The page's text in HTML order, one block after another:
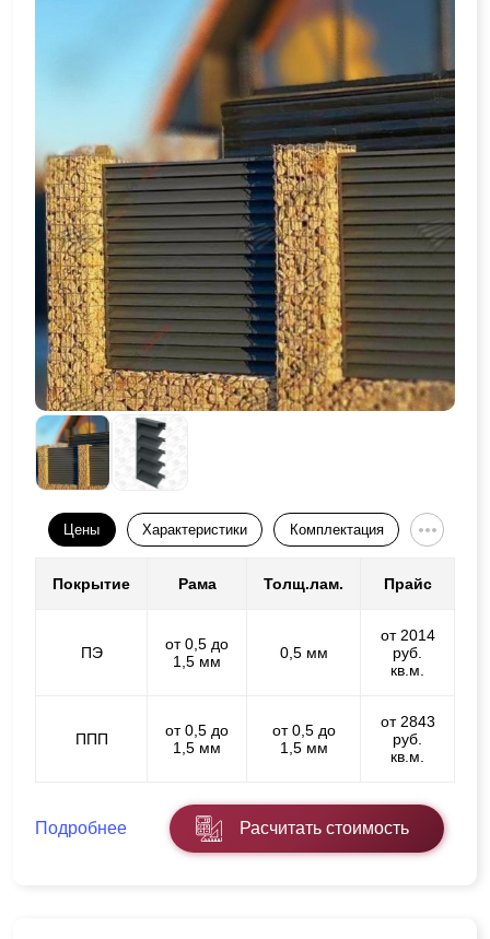
Цены Характеристики Комплектация
Покрытие Рама Толщ.лам. Прайс
ПЭ
от 0,5 до
1,5 мм
0,5 мм
от 2014
руб.
кв.м.
ППП
от 0,5 до
1,5 мм
от 0,5 до
1,5 мм
от 2843
руб.
кв.м.
Подробнее Расчитать стоимость